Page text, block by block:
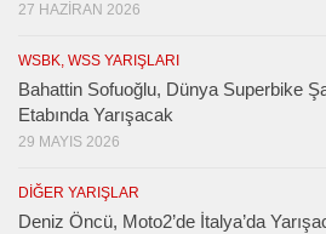
27 HAZIRAN 2026
WSBK, WSS YARIŞLARI
Bahattin Sofuoğlu, Dünya Superbike
Etabında Yarışacak
29 MAYIS 2026
DIĞER YARIŞLAR
Deniz Öncü, Moto2’de İtalya’da